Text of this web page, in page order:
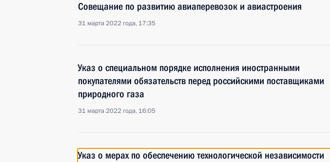
Совещание по развитию авиаперевозок и авиастроения
31 марта 2022 года, 17:35
Указ о специальном порядке исполнения иностранными
покупателями обязательств перед российскими поставщиками
природного газа
31 марта 2022 года, 16:05
Указ о мерах по обеспечению технологической независимости